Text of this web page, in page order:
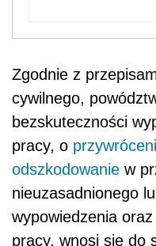
Zgodnie z
cywilnego,
bezskuteczności
pracy, o
odszkodowanie w
nieuzasadnionego
wypowiedzenia
pracy, wnosi się do